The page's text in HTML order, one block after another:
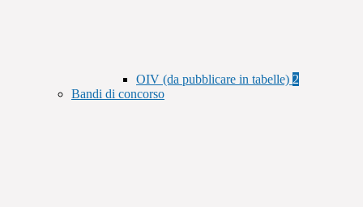
OIV (da pubblicare in tabelle) 2
Bandi di concorso